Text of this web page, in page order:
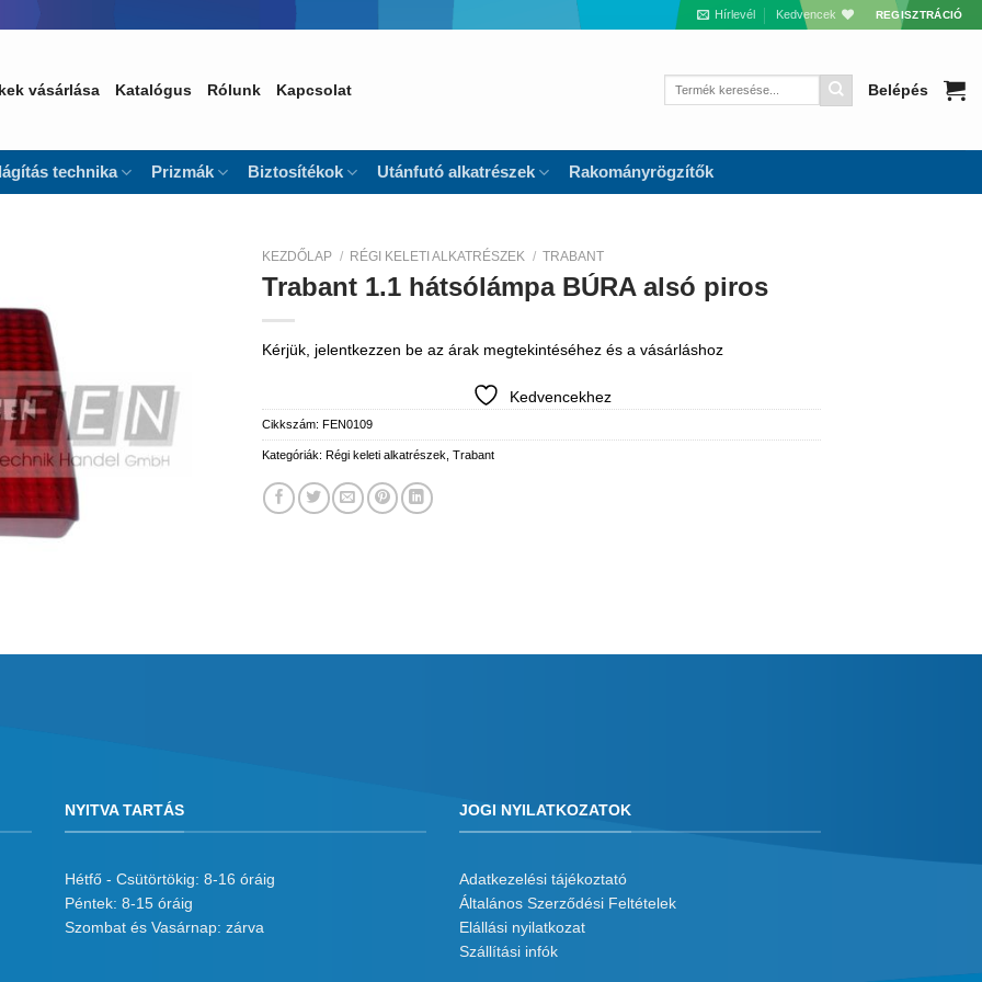
Hírlevél Kedvencek REGISZTRÁCIÓ
vásárlása Katalógus Rólunk Kapcsolat
Keresés
Belépés
technika Prizmák Biztosítékok Utánfutó alkatrészek Rakományrögzítők
KEZDŐLAP / RÉGI KELETI ALKATRÉSZEK / TRABANT
Trabant 1.1 hátsólámpa BÚRA alsó piros
Kérjük, jelentkezzen be az árak megtekintéséhez és a vásárláshoz
Kedvencekhez
Cikkszám: FEN0109
Kategóriák: Régi keleti alkatrészek Trabant
NYITVA TARTÁS
Hétfő - Csütörtökig: 8-16 óráig
Péntek: 8-15 óráig
Szombat és Vasárnap: zárva
JOGI NYILATKOZATOK
Adatkezelési tájékoztató
Általános Szerződési Feltételek
Elállási nyilatkozat
Szállítási infók